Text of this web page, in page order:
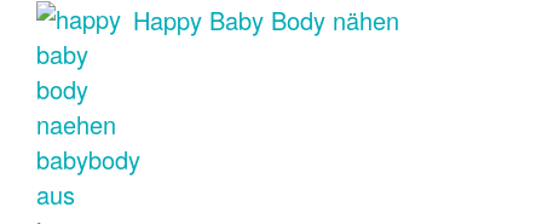
Happy Baby Body nähen